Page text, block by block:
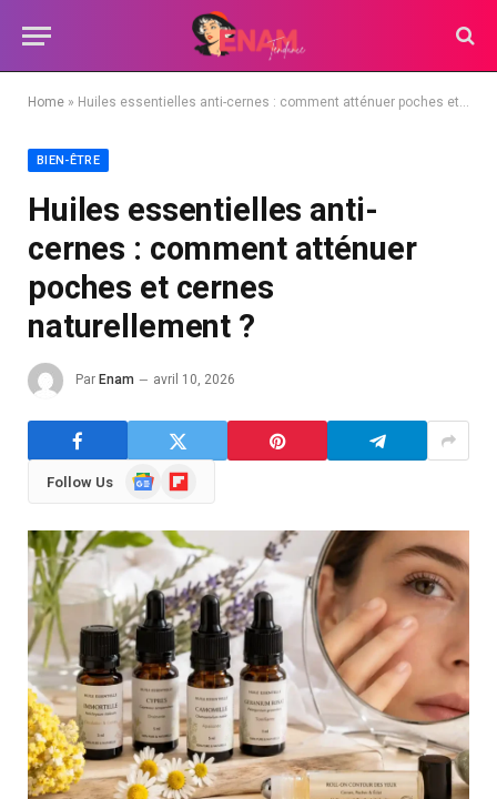
Home » Huiles essentielles anti-cernes : comment atténuer poches et cernes naturellement ?
BIEN-ÊTRE
Huiles essentielles anti-
cernes : comment atténuer
poches et cernes
naturellement ?
Par Enam avril 10, 2026
Follow Us
GoogleFlipboard